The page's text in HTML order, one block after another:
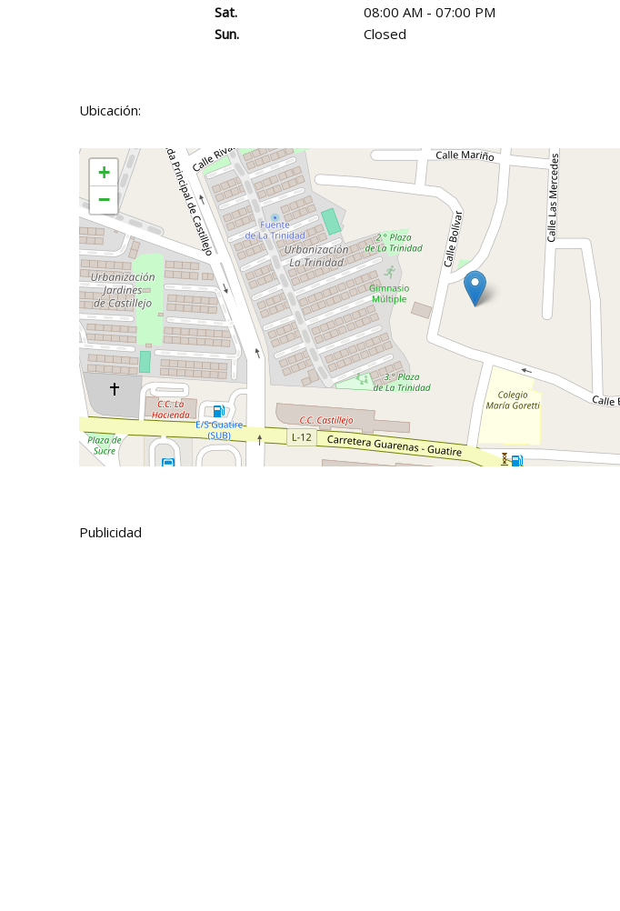
Sat.
08:00 AM - 07:00 PM
Sun.
Closed
Ubicación:
+
−
Publicidad